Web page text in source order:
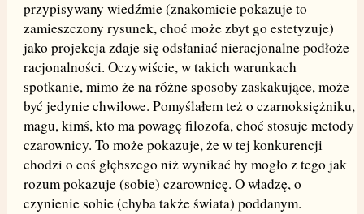
przypisywany wiedźmie (znakomicie pokazuje to
zamieszczony rysunek, choć może zbyt go estetyzuje)
jako projekcja zdaje się odsłaniać nieracjonalne podłoże
racjonalności. Oczywiście, w takich warunkach
spotkanie, mimo że na różne sposoby zaskakujące, może
być jedynie chwilowe. Pomyślałem też o czarnoksiężniku,
magu, kimś, kto ma powagę filozofa, choć stosuje metody
czarownicy. To może pokazuje, że w tej konkurencji
chodzi o coś głębszego niż wynikać by mogło z tego jak
rozum pokazuje (sobie) czarownicę. O władzę, o
czynienie sobie (chyba także świata) poddanym.